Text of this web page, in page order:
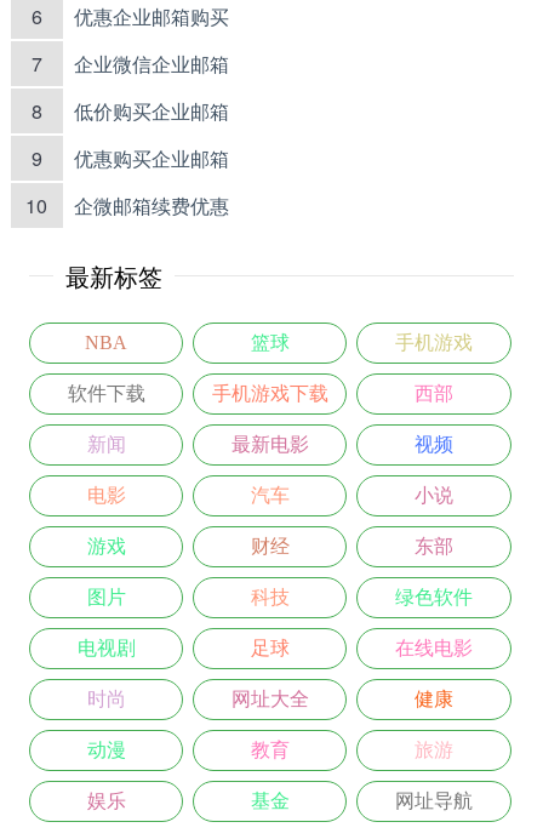
6
优惠企业邮箱购买
7
企业微信企业邮箱
8
低价购买企业邮箱
9
优惠购买企业邮箱
10
企微邮箱续费优惠
最新标签
NBA 篮球 手机游戏
软件下载 手机游戏下载 西部
新闻 最新电影 视频
电影 汽车 小说
游戏 财经 东部
图片 科技 绿色软件
电视剧 足球 在线电影
时尚 网址大全 健康
动漫 教育 旅游
娱乐 基金 网址导航